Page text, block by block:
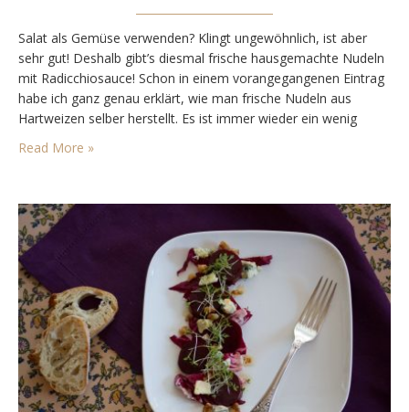
Salat als Gemüse verwenden? Klingt ungewöhnlich, ist aber
sehr gut! Deshalb gibt’s diesmal frische hausgemachte Nudeln
mit Radicchiosauce! Schon in einem vorangegangenen Eintrag
habe ich ganz genau erklärt, wie man frische Nudeln aus
Hartweizen selber herstellt. Es ist immer wieder ein wenig
haben wir gute frische Nudeln wieder zu…
Read More »